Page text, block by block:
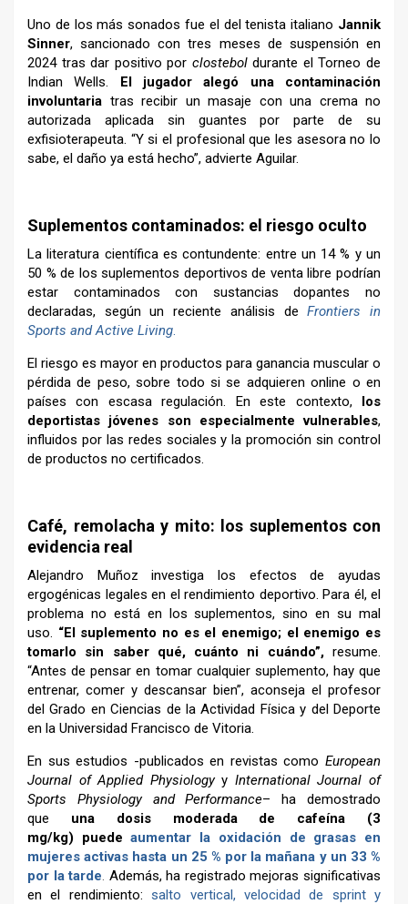
Uno de los más sonados fue el del tenista italiano Jannik
Sinner, sancionado con tres meses de suspensión en
2024 tras dar positivo por closteboldurante el Torneo de
Indian Wells. El jugador alegó una contaminación
involuntaria tras recibir un masaje con una crema no
autorizada aplicada sin guantes por parte de su
exfisioterapeuta. “Y si el profesional que les asesora no lo
sabe, el daño ya está hecho”, advierte Aguilar.
Suplementos contaminados: el riesgo oculto
La literatura científica es contundente: entre un 14 % y un
50 % de los suplementos deportivos de venta libre podrían
estar contaminados con sustancias dopantes no
declaradas, según un reciente análisis de Frontiers in
Sports and Active Living.
El riesgo es mayor en productos para ganancia muscular o
pérdida de peso, sobre todo si se adquieren online o en
países con escasa regulación. En este contexto, los
deportistas jóvenes son especialmente vulnerables,
influidos por las redes sociales y la promoción sin control
de productos no certificados.
Café, remolacha y mito: los suplementos con
evidencia real
Alejandro Muñoz investiga los efectos de ayudas
ergogénicas legales en el rendimiento deportivo. Para él, el
problema no está en los suplementos, sino en su mal
uso. “El suplemento no es el enemigo; el enemigo es
tomarlo sin saber qué, cuánto ni cuándo”,resume.
“Antes de pensar en tomar cualquier suplemento, hay que
entrenar, comer y descansar bien”, aconseja el profesor
del Grado en Ciencias de la Actividad Física y del Deporte
en la Universidad Francisco de Vitoria.
En sus estudios -publicados en revistas como European
Journal of Applied Physiologyy International Journal of
Sports Physiology and Performance– ha demostrado
que una dosis moderada de cafeína (3
mg/kg)
puede aumentar la oxidación de grasas en
mujeres activas hasta un 25 % por la mañana y un 33 %
por la tarde. Además, ha registrado mejoras significativas
en el rendimiento: salto vertical, velocidad de sprint y